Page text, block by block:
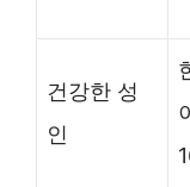
건강한 성
인